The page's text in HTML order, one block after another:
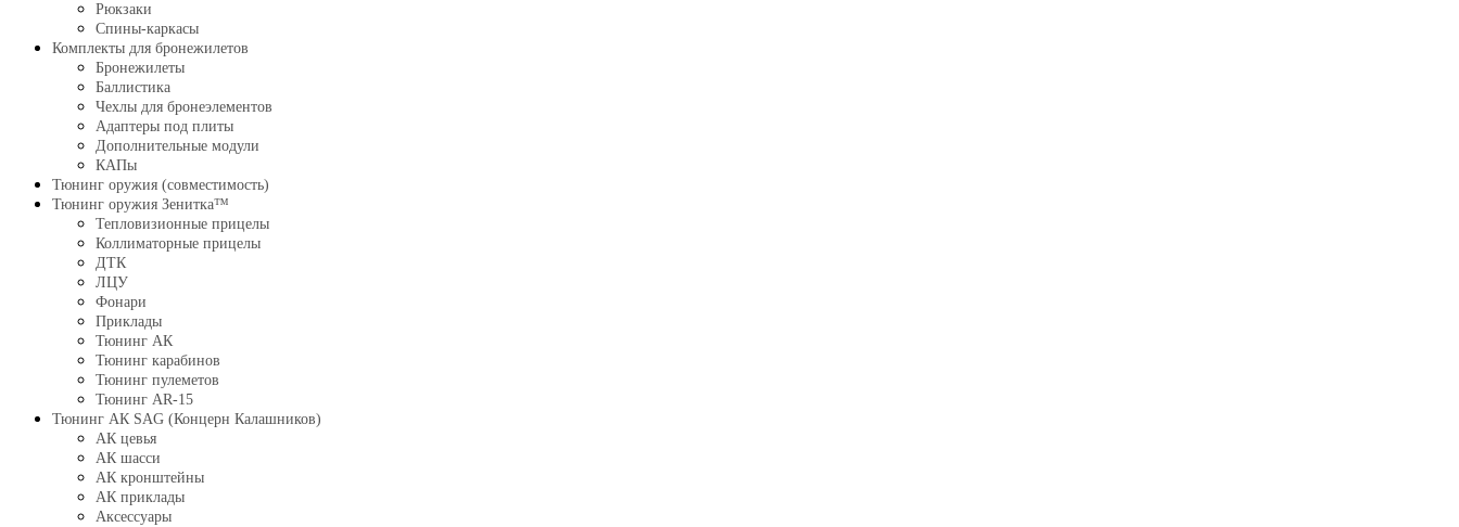
Рюкзаки
Спины-каркасы
Комплекты для бронежилетов
Бронежилеты
Баллистика
Чехлы для бронеэлементов
Адаптеры под плиты
Дополнительные модули
КАПы
Тюнинг оружия (совместимость)
Тюнинг оружия Зенитка™
Тепловизионные прицелы
Коллиматорные прицелы
ДТК
ЛЦУ
Фонари
Приклады
Тюнинг АК
Тюнинг карабинов
Тюнинг пулеметов
Тюнинг AR-15
Тюнинг АК SAG (Концерн Калашников)
АК цевья
АК шасси
АК кронштейны
АК приклады
Аксессуары